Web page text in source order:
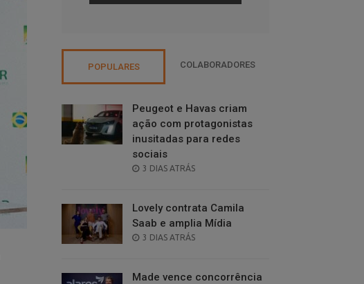
POPULARES COLABORADORES
Peugeot e Havas criam
ação com protagonistas
inusitadas para redes
sociais
POSTED
3 DIAS ATRÁS
Lovely contrata Camila
Saab e amplia Mídia
POSTED
3 DIAS ATRÁS
Made vence concorrência